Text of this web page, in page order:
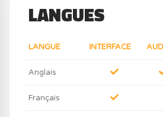
LANGUES
LANGUE INTERFACE
Anglais
Français